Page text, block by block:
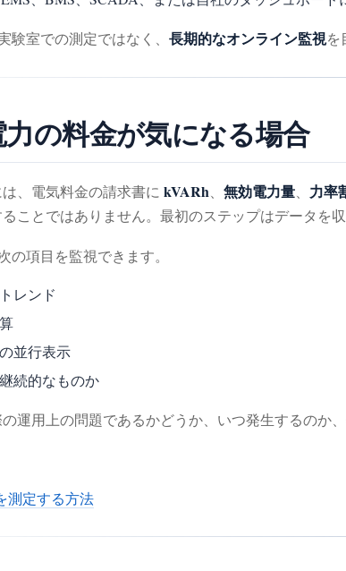
室での測定ではなく、 長期的なオンライン監視を
の料金が気になる場合
、電気料金の請求書に kVARh、 無効電力量、 力率
ことではありません。最初のステップはデータを収
項目を監視できます。
レンド
並行表示
続的なものか
運用上の問題であるかどうか、いつ発生するのか
測定する方法